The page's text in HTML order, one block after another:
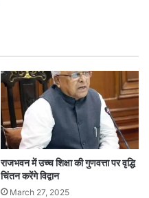
राजभवन में उच्च शिक्षा की गुणवत्ता पर वृद्धि
चिंतन करेंगे विद्वान
March 27, 2025